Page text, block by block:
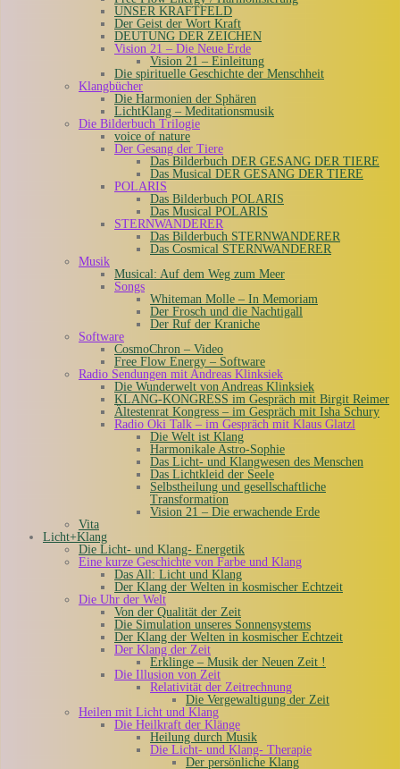
UNSER KRAFTFELD
Der Geist der Wort Kraft
DEUTUNG DER ZEICHEN
Vision 21 – Die Neue Erde
Vision 21 – Einleitung
Die spirituelle Geschichte der Menschheit
Klangbücher
Die Harmonien der Sphären
LichtKlang – Meditationsmusik
Die Bilderbuch Trilogie
voice of nature
Der Gesang der Tiere
Das Bilderbuch DER GESANG DER TIERE
Das Musical DER GESANG DER TIERE
POLARIS
Das Bilderbuch POLARIS
Das Musical POLARIS
STERNWANDERER
Das Bilderbuch STERNWANDERER
Das Cosmical STERNWANDERER
Musik
Musical: Auf dem Weg zum Meer
Songs
Whiteman Molle – In Memoriam
Der Frosch und die Nachtigall
Der Ruf der Kraniche
Software
CosmoChron – Video
Free Flow Energy – Software
Radio Sendungen mit Andreas Klinksiek
Die Wunderwelt von Andreas Klinksiek
KLANG-KONGRESS im Gespräch mit Birgit Reimer
Ältestenrat Kongress – im Gespräch mit Isha Schury
Radio Oki Talk – im Gespräch mit Klaus Glatzl
Die Welt ist Klang
Harmonikale Astro-Sophie
Das Licht- und Klangwesen des Menschen
Das Lichtkleid der Seele
Selbstheilung und gesellschaftliche
Transformation
Vision 21 – Die erwachende Erde
Vita
Licht+Klang
Die Licht- und Klang- Energetik
Eine kurze Geschichte von Farbe und Klang
Das All: Licht und Klang
Der Klang der Welten in kosmischer Echtzeit
Die Uhr der Welt
Von der Qualität der Zeit
Die Simulation unseres Sonnensystems
Der Klang der Welten in kosmischer Echtzeit
Der Klang der Zeit
Erklinge – Musik der Neuen Zeit !
Die Illusion von Zeit
Relativität der Zeitrechnung
Die Vergewaltigung der Zeit
Heilen mit Licht und Klang
Die Heilkraft der Klänge
Heilung durch Musik
Die Licht- und Klang- Therapie
Der persönliche Klang